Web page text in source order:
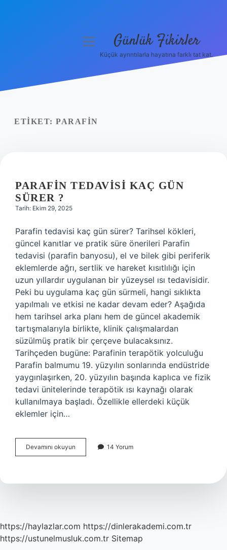
Yasal Uyarı
menüyü Günlük Fikirler
Küçük ayrıntılarla hayatına farklı tat kat.
ETIKET: PARAFIN
PARAFIN TEDAVISI KAÇ GÜN
SÜRER ?
Tarih: Ekim 29, 2025
Parafin tedavisi kaç gün sürer? Tarihsel kökleri,
güncel kanıtlar ve pratik süre önerileri Parafin
tedavisi (parafin banyosu), el ve bilek gibi periferik
eklemlerde ağrı, sertlik ve hareket kısıtlılığı için
uzun yıllardır uygulanan bir yüzeysel ısı tedavisidir.
Peki bu uygulama kaç gün sürmeli, hangi sıklıkta
yapılmalı ve etkisi ne kadar devam eder? Aşağıda
hem tarihsel arka planı hem de güncel akademik
tartışmalarıyla birlikte, klinik çalışmalardan
süzülmüş pratik bir çerçeve bulacaksınız.
Tarihçeden bugüne: Parafinin terapötik yolculuğu
Parafin balmumu 19. yüzyılın sonlarında endüstride
yaygınlaşırken, 20. yüzyılın başında kaplıca ve fizik
tedavi ünitelerinde terapötik ısı kaynağı olarak
kullanılmaya başladı. Özellikle ellerdeki küçük
eklemler için…
Devamını okuyun
tedavisi
sürer
14 Yorum
https://haylazlar.com https://dinlerakademi.com.tr
https://ustunelmusluk.com.tr Sitemap